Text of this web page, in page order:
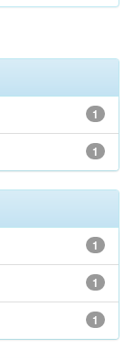
1
1
1
1
1